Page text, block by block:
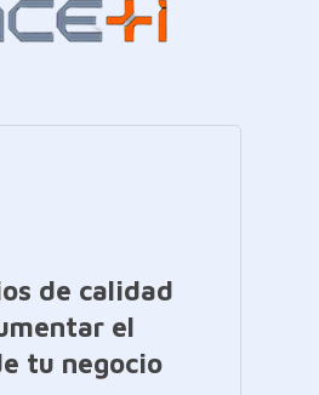
de calidad
el
tu negocio